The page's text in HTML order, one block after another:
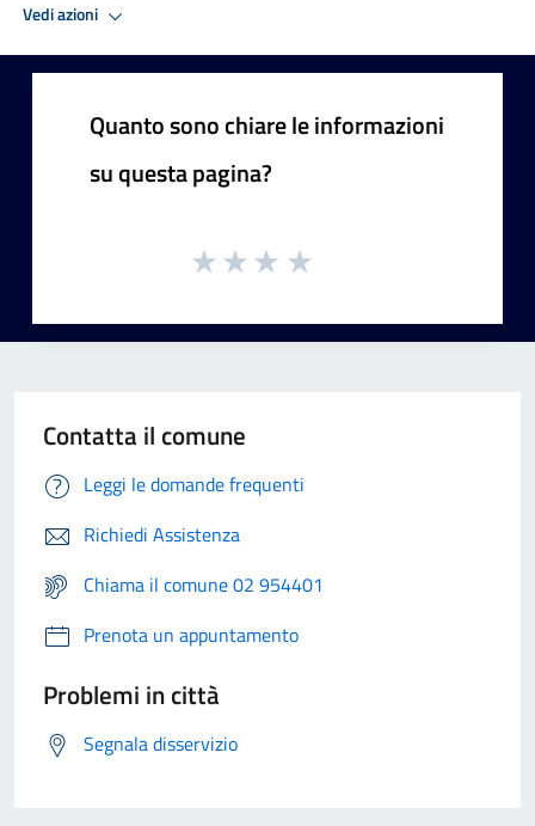
Vedi azioni
Quanto sono chiare le informazioni
su questa pagina?
Contatta il comune
Leggi le domande frequenti
Richiedi Assistenza
Chiama il comune 02 954401
Prenota un appuntamento
Problemi in città
Segnala disservizio